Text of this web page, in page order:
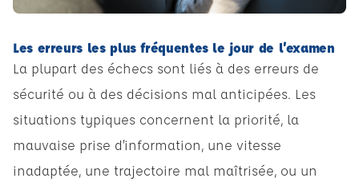
Les erreurs les plus fréquentes le jour de l’examen
La plupart des échecs sont liés à des erreurs de
sécurité ou à des décisions mal anticipées. Les
situations typiques concernent la priorité, la
mauvaise prise d’information, une vitesse
inadaptée, une trajectoire mal maîtrisée, ou un